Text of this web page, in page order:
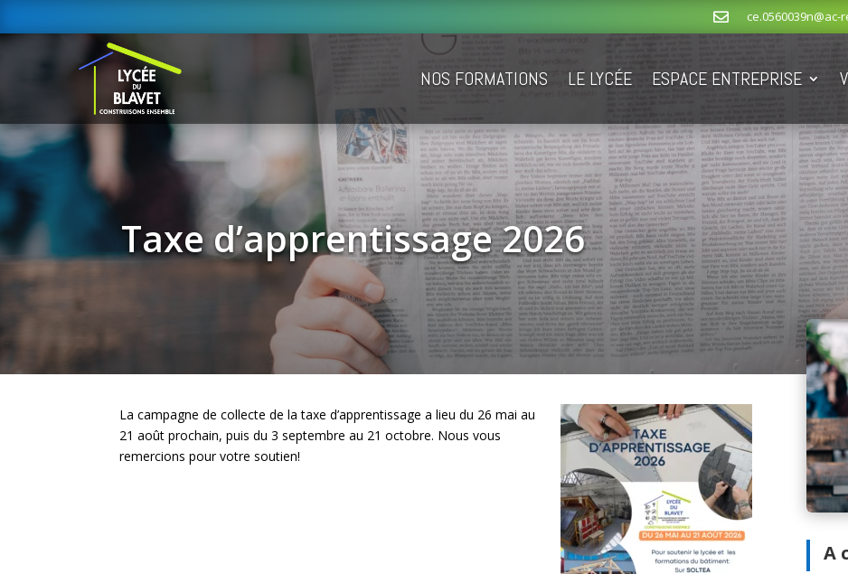

NOS FORMATIONS LE LYCÉE ESPACE ENTREPRISE
Taxe d’apprentissage 2026
La campagne de collecte de la taxe d’apprentissage a lieu du 26 mai au
21 août prochain, puis du 3 septembre au 21 octobre. Nous vous
remercions pour votre soutien!
A